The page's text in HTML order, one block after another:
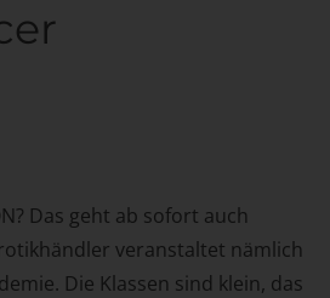
Das geht ab sofort auch
veranstaltet nämlich
Die Klassen sind klein, das